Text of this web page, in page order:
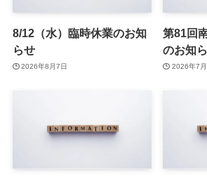
8/12（水）臨時休業のお知
らせ
2026年8月7日
第81回
のお知
2026年7月